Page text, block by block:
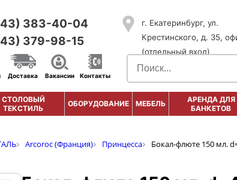
383-40-04
379-98-15
г. Екатеринбург, ул.
Крестинского, д. 35,
(отдельный вход)
Доставка Вакансии Контакты
СТОЛОВЫЙ
ТЕКСТИЛЬ
ОБОРУДОВАНИЕ МЕБЕЛЬ
АРЕНДА ДЛЯ
БАНКЕТОВ
Arcoroc (Франция) Принцесса Бокал-флюте 150 мл.